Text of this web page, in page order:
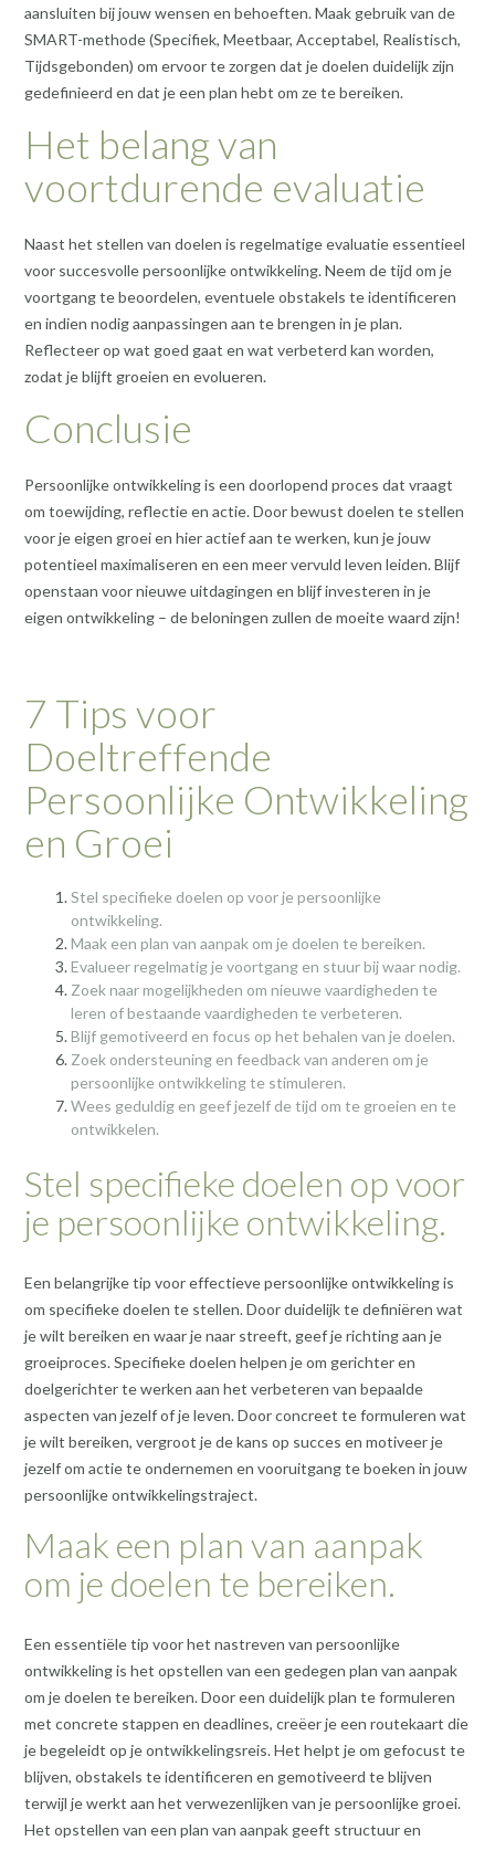
aansluiten bij jouw wensen en behoeften. Maak gebruik van de
SMART-methode (Specifiek, Meetbaar, Acceptabel, Realistisch,
Tijdsgebonden) om ervoor te zorgen dat je doelen duidelijk zijn
gedefinieerd en dat je een plan hebt om ze te bereiken.
Het belang van
voortdurende evaluatie
Naast het stellen van doelen is regelmatige evaluatie essentieel
voor succesvolle persoonlijke ontwikkeling. Neem de tijd om je
voortgang te beoordelen, eventuele obstakels te identificeren
en indien nodig aanpassingen aan te brengen in je plan.
Reflecteer op wat goed gaat en wat verbeterd kan worden,
zodat je blijft groeien en evolueren.
Conclusie
Persoonlijke ontwikkeling is een doorlopend proces dat vraagt
om toewijding, reflectie en actie. Door bewust doelen te stellen
voor je eigen groei en hier actief aan te werken, kun je jouw
potentieel maximaliseren en een meer vervuld leven leiden. Blijf
openstaan voor nieuwe uitdagingen en blijf investeren in je
eigen ontwikkeling – de beloningen zullen de moeite waard zijn!
7 Tips voor
Doeltreffende
Persoonlijke Ontwikkeling
en Groei
Stel specifieke doelen op voor je persoonlijke
ontwikkeling.
Maak een plan van aanpak om je doelen te bereiken.
Evalueer regelmatig je voortgang en stuur bij waar nodig.
Zoek naar mogelijkheden om nieuwe vaardigheden te
leren of bestaande vaardigheden te verbeteren.
Blijf gemotiveerd en focus op het behalen van je doelen.
Zoek ondersteuning en feedback van anderen om je
persoonlijke ontwikkeling te stimuleren.
Wees geduldig en geef jezelf de tijd om te groeien en te
ontwikkelen.
Stel specifieke doelen op voor
je persoonlijke ontwikkeling.
Een belangrijke tip voor effectieve persoonlijke ontwikkeling is
om specifieke doelen te stellen. Door duidelijk te definiëren wat
je wilt bereiken en waar je naar streeft, geef je richting aan je
groeiproces. Specifieke doelen helpen je om gerichter en
doelgerichter te werken aan het verbeteren van bepaalde
aspecten van jezelf of je leven. Door concreet te formuleren wat
je wilt bereiken, vergroot je de kans op succes en motiveer je
jezelf om actie te ondernemen en vooruitgang te boeken in jouw
persoonlijke ontwikkelingstraject.
Maak een plan van aanpak
om je doelen te bereiken.
Een essentiële tip voor het nastreven van persoonlijke
ontwikkeling is het opstellen van een gedegen plan van aanpak
om je doelen te bereiken. Door een duidelijk plan te formuleren
met concrete stappen en deadlines, creëer je een routekaart die
je begeleidt op je ontwikkelingsreis. Het helpt je om gefocust te
blijven, obstakels te identificeren en gemotiveerd te blijven
terwijl je werkt aan het verwezenlijken van je persoonlijke groei.
Het opstellen van een plan van aanpak geeft structuur en